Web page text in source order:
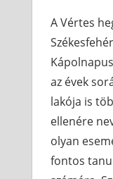
A Vértes
az évek
lakója is
ellenére
olyan
fontos